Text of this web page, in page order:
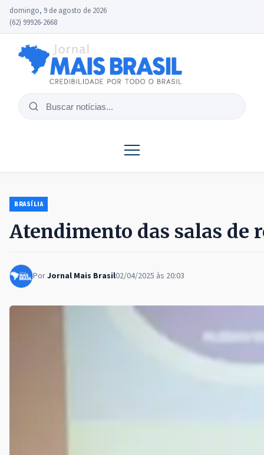
domingo, 9 de agosto de 2026
(62) 99926-2668
Buscar
BRASÍLIA
Atendimento das salas de
PorJornal Mais Brasil02/04/2025 às 20:03